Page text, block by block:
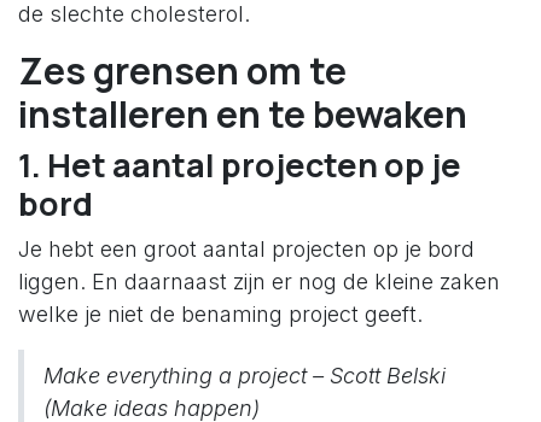
de slechte cholesterol.
Zes grensen om te
installeren en te bewaken
1. Het aantal projecten op je
bord
Je hebt een groot aantal projecten op je bord
liggen. En daarnaast zijn er nog de kleine zaken
welke je niet de benaming project geeft.
Make everything a project – Scott Belski
(Make ideas happen)